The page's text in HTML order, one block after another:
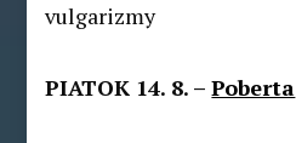
vulgarizmy
PIATOK 14. 8. –Poberta